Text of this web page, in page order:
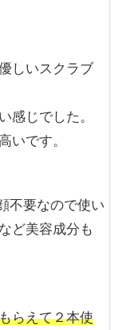
しいスクラブ
感じでした。
いです。
不要なので使い
ど美容成分も
らえて２本使